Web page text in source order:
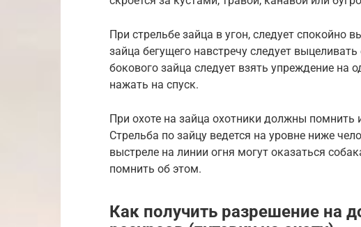
При стрельбе зайца в угон, следует спокойно
зайца бегущего навстречу следует
бокового зайца следует взять упреждение на
нажать на спуск.
При охоте на зайца охотники должны помнить
Стрельба по зайцу ведется на уровне ниже
выстреле на линии огня могут оказаться
помнить об этом.
Как получить разрешение на